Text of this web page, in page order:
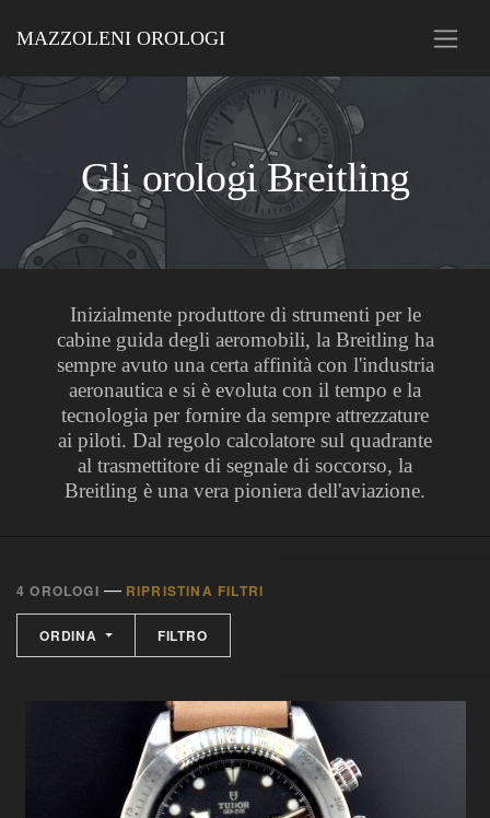
MAZZOLENI OROLOGI
Gli orologi Breitling
Inizialmente produttore di strumenti per le
cabine guida degli aeromobili, la Breitling ha
sempre avuto una certa affinità con l'industria
aeronautica e si è evoluta con il tempo e la
tecnologia per fornire da sempre attrezzature
ai piloti. Dal regolo calcolatore sul quadrante
al trasmettitore di segnale di soccorso, la
Breitling è una vera pioniera dell'aviazione.
4 OROLOGI — RIPRISTINA FILTRI
ORDINA FILTRO